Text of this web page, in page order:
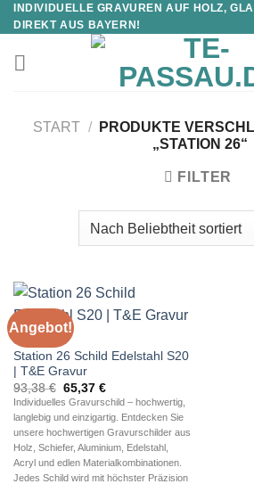
INDIVIDUELLE GRAVUREN AUF HOLZ,
DIREKT AUS BAYERN!
START /
PRODUKTE
„STATION 26“
FILTER
Angebot!
STATIONEN
Station 26 Schild Edelstahl S20
| T&E Gravur
93,38€ Ursprünglicher
Preis
war:
93,38 €
65,37 €Aktueller
Preis
ist:
65,37 €.
Individuelles Gravurschild – hochwertig,
langlebig und einzigartig. Entdecken Sie
unsere hochwertigen Gravurschilder aus
Holz, Schiefer, Aluminium, Edelstahl,
Acryl und edlen Materialkombinationen.
Jedes Schild wird mit höchster Präzision